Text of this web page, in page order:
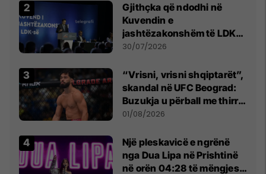
Gjithçka që ndodhi në
Kuvendin e
jashtëzakonshëm të LDK-
së
30/07/2026
“Vrisni, vrisni shqiptarët”,
skandal në UFC Beograd:
Buzukja u përball me thirrje
anti-shqiptare nga
01/08/2026
Një pleskavicë e ngrënë
nga Dua Lipa në Prishtinë
në orën 04:28 të mëngjesit